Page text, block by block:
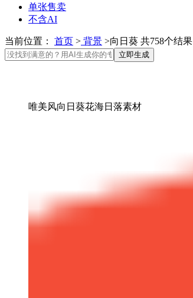
单张售卖
不含AI
当前位置： 首页 > 背景 >向日葵 共758个结果
立即生成
唯美风向日葵花海日落素材